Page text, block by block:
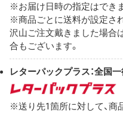
※お届け日時の指定はでき
※商品ごとに送料が設定さ
沢山ご注文戴きました場合
合もございます。
レターパックプラス：全国
※送り先1箇所に対して、商